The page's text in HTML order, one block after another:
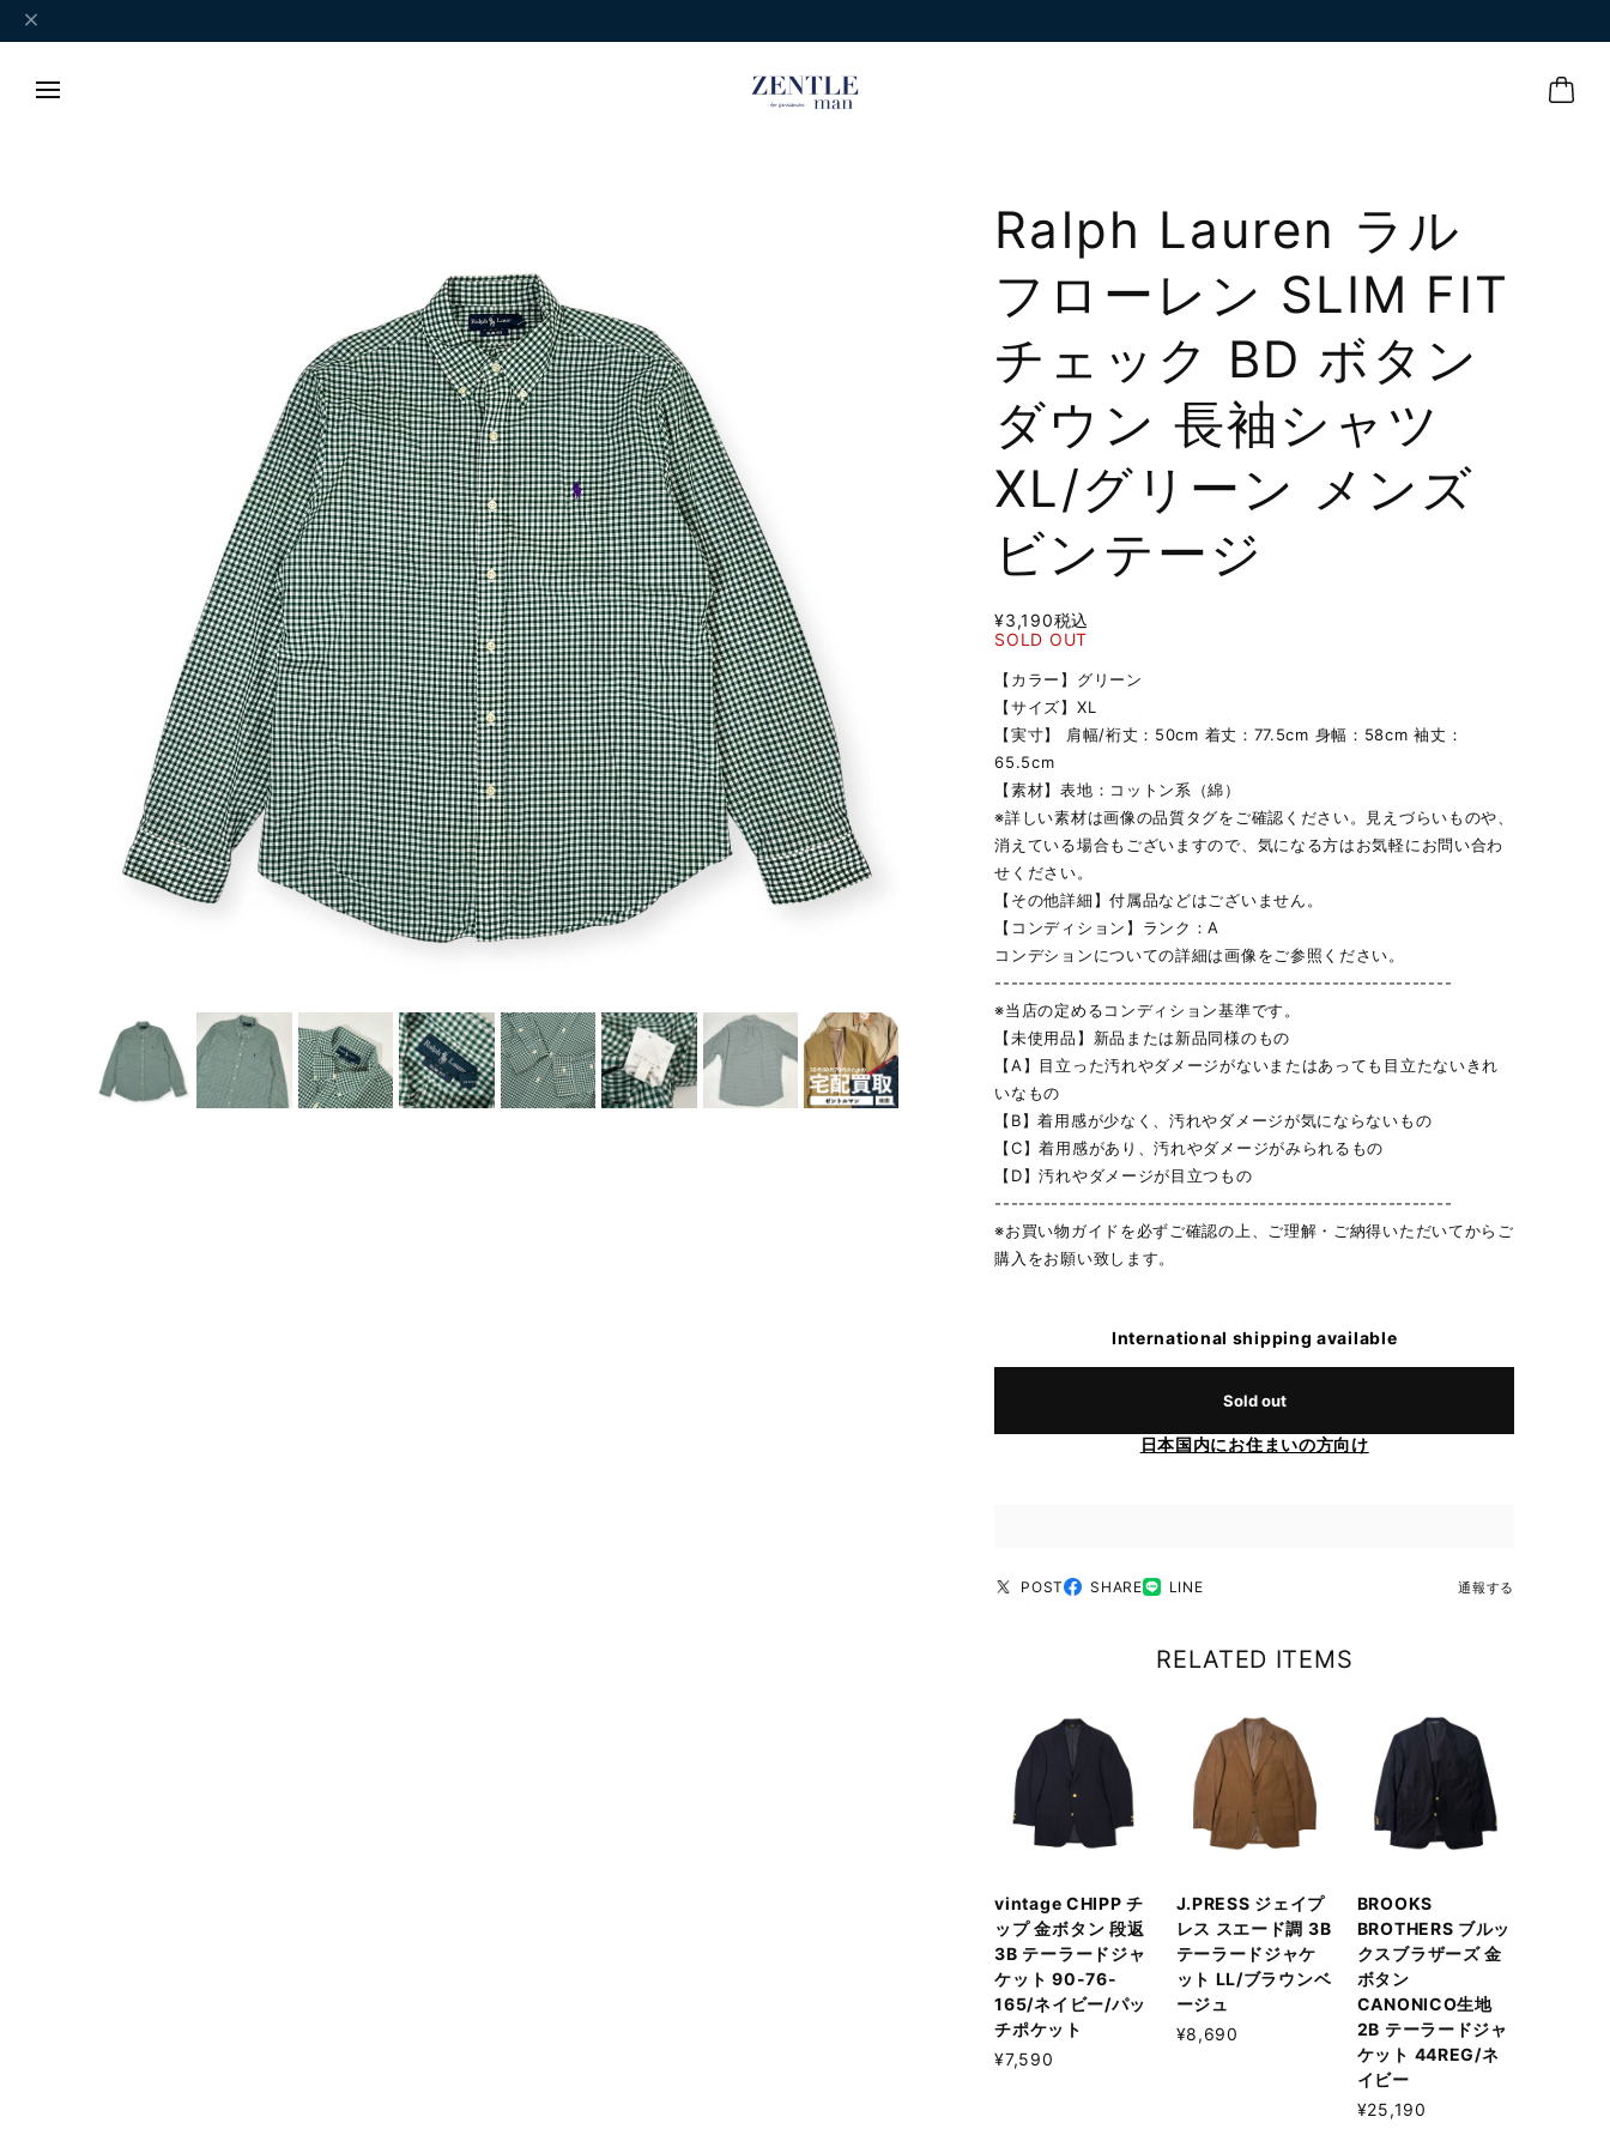
Ralph Lauren ラル
フローレン SLIM FIT
チェック BD ボタン
ダウン 長袖シャツ
XL/グリーン メンズ
ビンテージ
¥3,190税込
SOLD OUT
【カラー】グリーン
【サイズ】XL
【実寸】 肩幅/裄丈：50cm 着丈：77.5cm 身幅：58cm 袖丈：
65.5cm
【素材】表地：コットン系（綿）
※詳しい素材は画像の品質タグをご確認ください。見えづらいものや、
消えている場合もございますので、気になる方はお気軽にお問い合わ
せください。
【その他詳細】付属品などはございません。
【コンディション】ランク：A
コンデションについての詳細は画像をご参照ください。
---------------------------------------------------------
※当店の定めるコンディション基準です。
【未使用品】新品または新品同様のもの
【A】目立った汚れやダメージがないまたはあっても目立たないきれ
いなもの
【B】着用感が少なく、汚れやダメージが気にならないもの
【C】着用感があり、汚れやダメージがみられるもの
【D】汚れやダメージが目立つもの
---------------------------------------------------------
※お買い物ガイドを必ずご確認の上、ご理解・ご納得いただいてからご
購入をお願い致します。
International shipping available
Sold out
日本国内にお住まいの方向け
POST SHARE LINE 通報する
RELATED ITEMS
vintage CHIPP チ
ップ 金ボタン 段返
3B テーラードジャ
ケット 90-76-
165/ネイビー/パッ
チポケット
¥7,590
J.PRESS ジェイプ
レス スエード調 3B
テーラードジャケ
ット LL/ブラウンベ
ージュ
¥8,690
BROOKS
BROTHERS ブルッ
クスブラザーズ 金
ボタン
CANONICO生地
2B テーラードジャ
ケット 44REG/ネ
イビー
¥25,190